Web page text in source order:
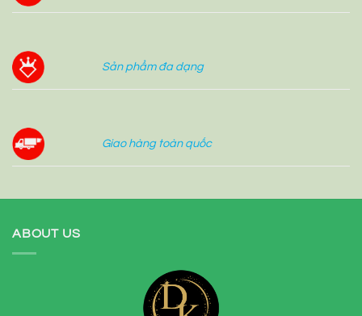
Sản phẩm đa dạng
Giao hàng toàn quốc
ABOUT US